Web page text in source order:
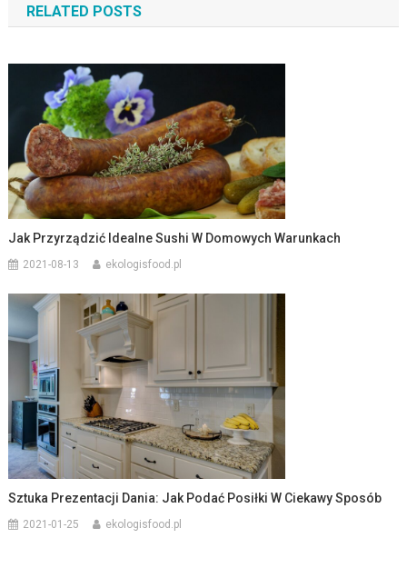
RELATED POSTS
Jak Przyrządzić Idealne Sushi W Domowych Warunkach
2021-08-13 ekologisfood.pl
Sztuka Prezentacji Dania: Jak Podać Posiłki W Ciekawy Sposób
2021-01-25 ekologisfood.pl